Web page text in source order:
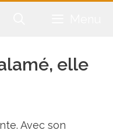
elle
Avec son